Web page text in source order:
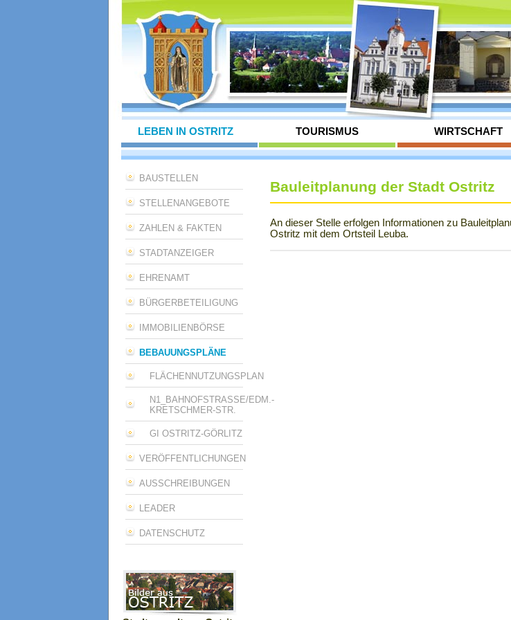
LEBEN IN OSTRITZ TOURISMUS WIRTSCHAFT
BAUSTELLEN
STELLENANGEBOTE
ZAHLEN & FAKTEN
STADTANZEIGER
EHRENAMT
BÜRGERBETEILIGUNG
IMMOBILIENBÖRSE
BEBAUUNGSPLÄNE
FLÄCHENNUTZUNGSPLAN
N1_BAHNOFSTRASSE/EDM.-K
RETSCHMER-STR.
GI OSTRITZ-GÖRLITZ
VERÖFFENTLICHUNGEN
AUSSCHREIBUNGEN
LEADER
DATENSCHUTZ
Bauleitplanung der Stadt Ostritz
An dieser Stelle erfolgen Informationen zu
Ostritz mit dem Ortsteil Leuba.